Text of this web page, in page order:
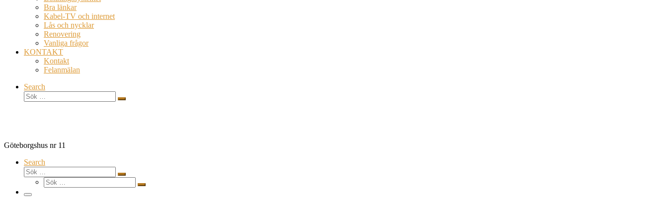
Bra länkar
Kabel-TV och internet
Lås och nycklar
Renovering
Vanliga frågor
KONTAKT
Kontakt
Felanmälan
Search
Sök
Sök
Göteborgshus nr 11
Search
Sök
Sök
Sök
Sök
Meny